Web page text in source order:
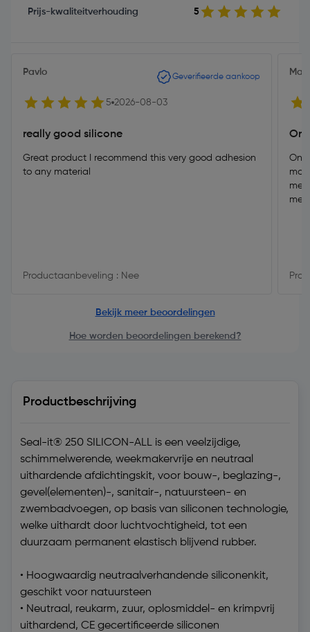
Prijs-kwaliteitverhouding 5
Pavlo Geverifieerde aankoop
5 2026-08-03
really good silicone
Great product I recommend this very good adhesion
to any material
Productaanbeveling : Nee
met
Bekijk meer beoordelingen
Hoe worden beoordelingen berekend?
Productbeschrijving
Seal-it® 250 SILICON-ALL is een veelzijdige,
schimmelwerende, weekmakervrije en neutraal
uithardende afdichtingskit, voor bouw-, beglazing-,
gevel(elementen)-, sanitair-, natuursteen- en
zwembadvoegen, op basis van siliconen technologie,
welke uithardt door luchtvochtigheid, tot een
duurzaam permanent elastisch blijvend rubber.
• Hoogwaardig neutraalverhandende siliconenkit,
geschikt voor natuursteen
• Neutraal, reukarm, zuur, oplosmiddel- en krimpvrij
uithardend, CE gecertificeerde siliconen